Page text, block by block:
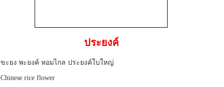
ประยงค์
ขะยง พะยงค์ หอมไกล ประยงค์ใบใหญ่
Chinese rice flower